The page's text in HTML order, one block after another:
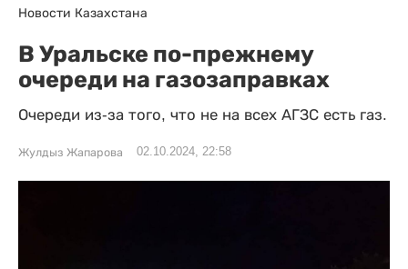
Новости Казахстана
В Уральске по-прежнему
очереди на газозаправках
Очереди из-за того, что не на всех АГЗС есть газ.
Жулдыз Жапарова 02.10.2024, 22:58